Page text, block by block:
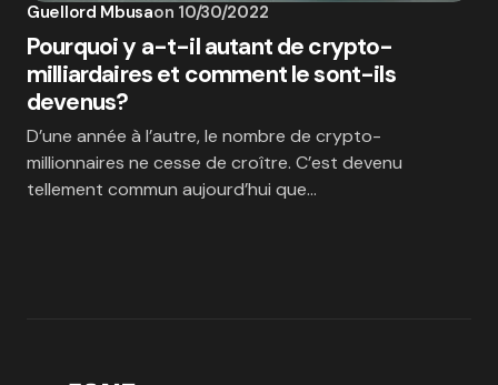
Guellord Mbusaon 10/30/2022
Pourquoi y a-t-il autant de crypto-
milliardaires et comment le sont-ils
devenus?
D’une année à l’autre, le nombre de crypto-
millionnaires ne cesse de croître. C’est devenu
tellement commun aujourd’hui que…